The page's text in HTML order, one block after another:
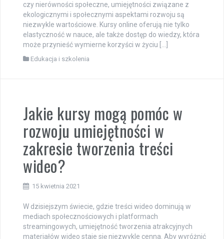
czy nierówności społeczne, umiejętności związane z
ekologicznymi i społecznymi aspektami rozwoju są
niezwykle wartościowe. Kursy online oferują nie tylko
elastyczność w nauce, ale także dostęp do wiedzy, która
może przynieść wymierne korzyści w życiu […]
Edukacja i szkolenia
Jakie kursy mogą pomóc w
rozwoju umiejętności w
zakresie tworzenia treści
wideo?
15 kwietnia 2021
W dzisiejszym świecie, gdzie treści wideo dominują w
mediach społecznościowych i platformach
streamingowych, umiejętność tworzenia atrakcyjnych
materiałów wideo staje się niezwykle cenna. Aby wyróżnić